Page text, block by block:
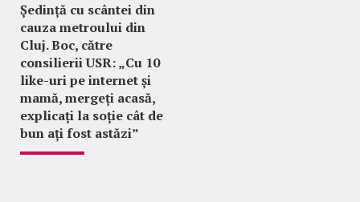
Ședință cu scântei din
cauza metroului din
Cluj. Boc, către
consilierii USR: „Cu 10
like-uri pe internet și
mamă, mergeți acasă,
explicați la soție cât de
bun ați fost astăzi”